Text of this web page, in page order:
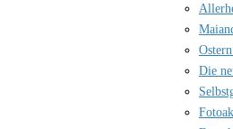
Die